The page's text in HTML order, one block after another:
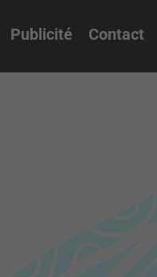
Publicité Contact